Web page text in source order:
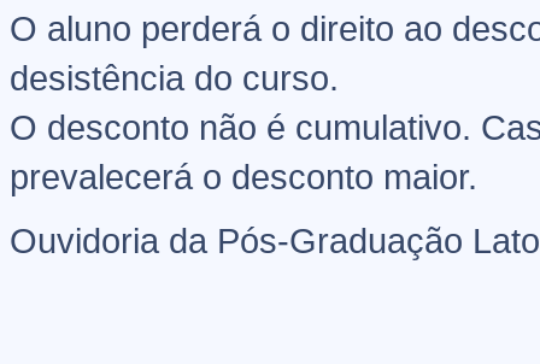
O aluno perderá o direito ao
desistência do curso.
O desconto não é cumulativo.
prevalecerá o desconto maior.
Ouvidoria da Pós-Graduação